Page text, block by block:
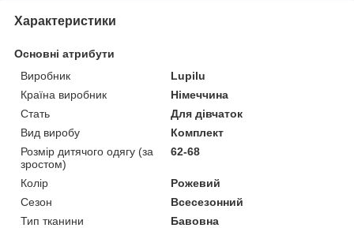
Характеристики
Основні атрибути
Виробник
Lupilu
Країна виробник
Німеччина
Стать
Для дівчаток
Вид виробу
Комплект
Розмір дитячого одягу (за
зростом)
62-68
Колір
Рожевий
Сезон
Всесезонний
Тип тканини
Бавовна